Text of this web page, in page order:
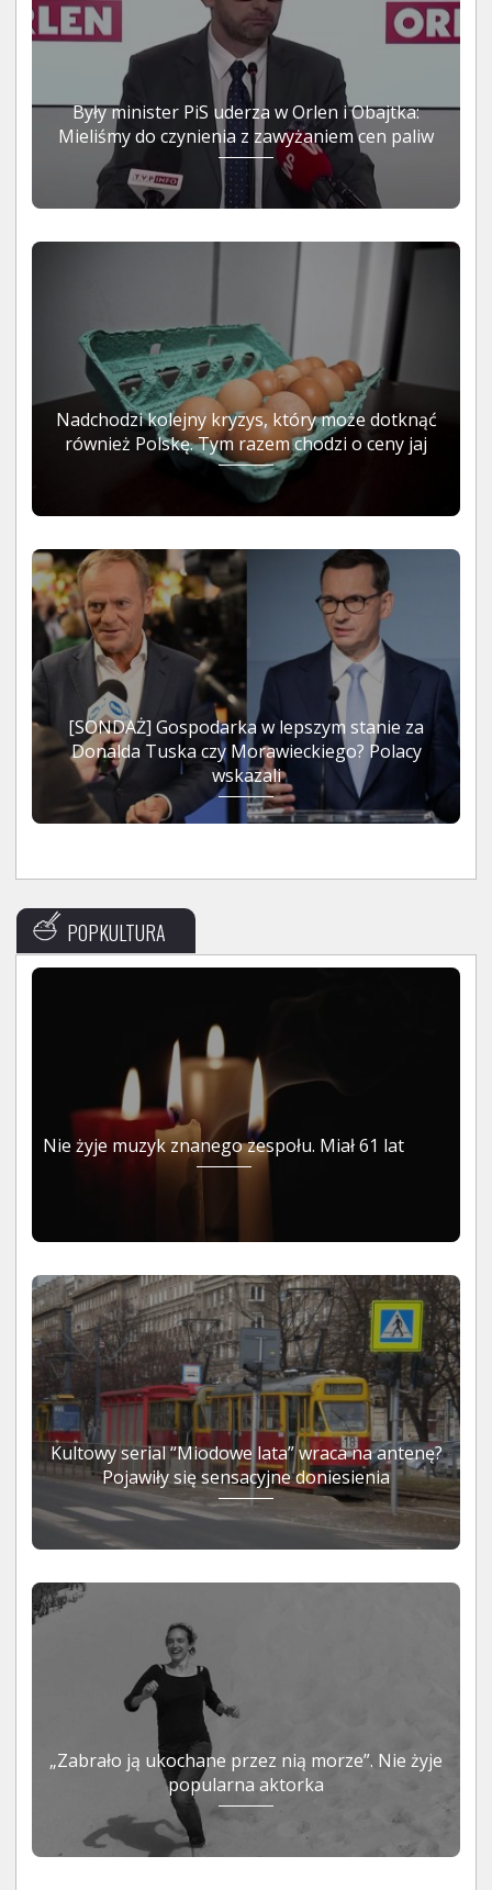
Były minister PiS uderza w Orlen i Obajtka:
Mieliśmy do czynienia z zawyżaniem cen paliw
Nadchodzi kolejny kryzys, który może dotknąć
również Polskę. Tym razem chodzi o ceny jaj
[SONDAŻ] Gospodarka w lepszym stanie za
Donalda Tuska czy Morawieckiego? Polacy
wskazali
POPKULTURA
Nie żyje muzyk znanego zespołu. Miał 61 lat
Kultowy serial “Miodowe lata” wraca na antenę?
Pojawiły się sensacyjne doniesienia
„Zabrało ją ukochane przez nią morze”. Nie żyje
popularna aktorka